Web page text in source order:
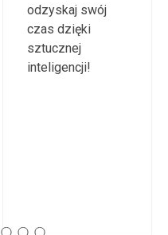
odzyskaj swój
czas dzięki
sztucznej
inteligencji!